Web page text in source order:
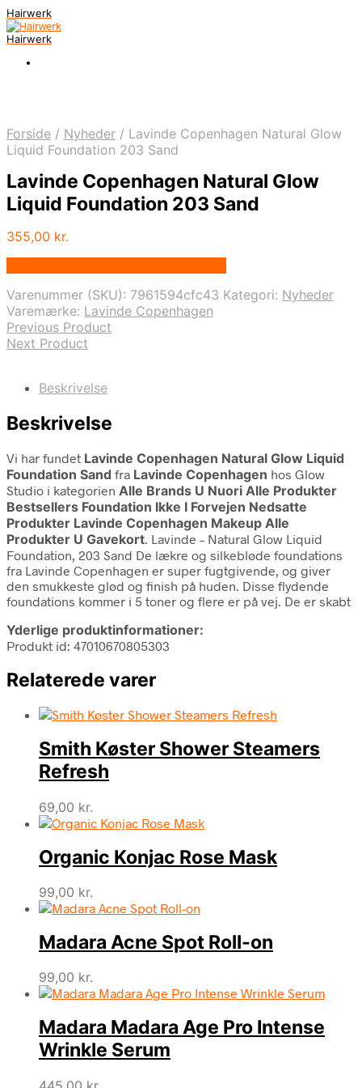
Hairwerk
Hairwerk
Forside / Nyheder / Lavinde Copenhagen Natural Glow
Liquid Foundation 203 Sand
Lavinde Copenhagen Natural Glow
Liquid Foundation 203 Sand
355,00 kr.
Varenummer (SKU): 7961594cfc43 Kategori: Nyheder
Varemærke: Lavinde Copenhagen
Previous Product
Next Product
Beskrivelse
Beskrivelse
Vi har fundet Lavinde Copenhagen Natural Glow Liquid
Foundation Sand fra Lavinde Copenhagen hos Glow
Studio i kategorien Alle Brands U Nuori Alle Produkter
Bestsellers Foundation Ikke I Forvejen Nedsatte
Produkter Lavinde Copenhagen Makeup Alle
Produkter U Gavekort. Lavinde – Natural Glow Liquid
Foundation, 203 Sand De lækre og silkebløde foundations
fra Lavinde Copenhagen er super fugtgivende, og giver
den smukkeste glød og finish på huden. Disse flydende
foundations kommer i 5 toner og flere er på vej. De er skabt
Yderlige produktinformationer:
Produkt id: 47010670805303
Relaterede varer
Smith Køster Shower Steamers
Refresh
69,00 kr.
Organic Konjac Rose Mask
99,00 kr.
Madara Acne Spot Roll-on
99,00 kr.
Madara Madara Age Pro Intense
Wrinkle Serum